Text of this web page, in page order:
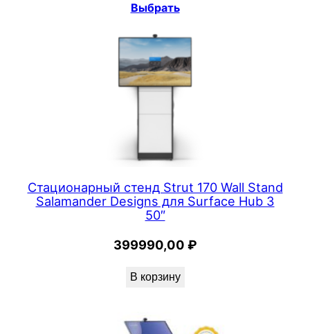
Выбрать
Стационарный стенд Strut 170 Wall Stand
Salamander Designs для Surface Hub 3
50″
399990,00 ₽
В корзину